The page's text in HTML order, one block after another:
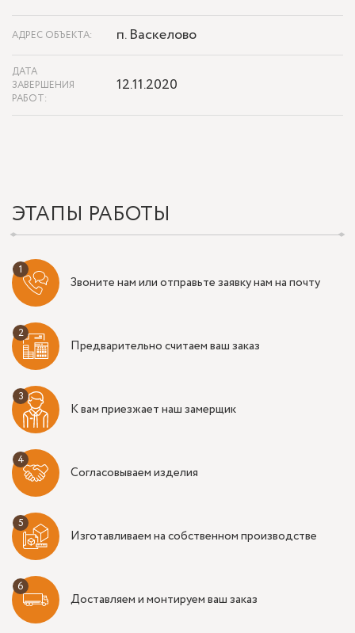
АДРЕС ОБЪЕКТА: п. Васкелово
ДАТА
ЗАВЕРШЕНИЯ
РАБОТ:
12.11.2020
ЭТАПЫ РАБОТЫ
Звоните нам или отправьте заявку нам на почту
Предварительно считаем ваш заказ
К вам приезжает наш замерщик
Согласовываем изделия
Изготавливаем на собственном производстве
Доставляем и монтируем ваш заказ